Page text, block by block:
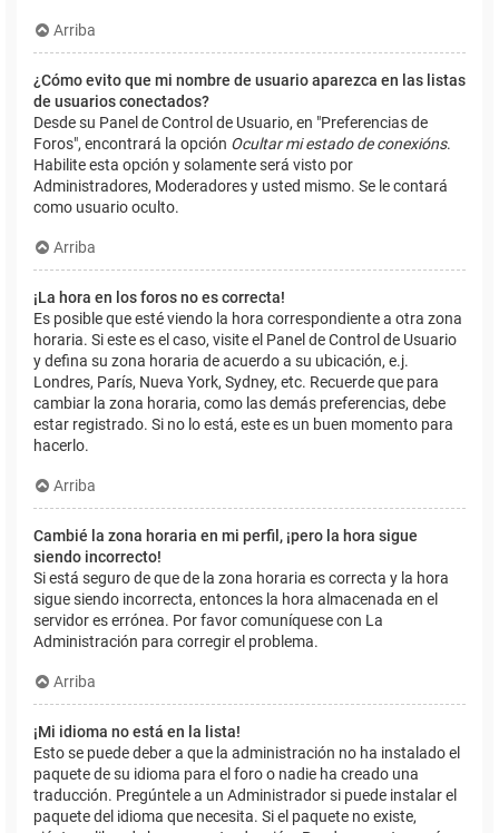
Arriba
¿Cómo evito que mi nombre de usuario aparezca en las listas
de usuarios conectados?
Desde su Panel de Control de Usuario, en "Preferencias de
Foros", encontrará la opción Ocultar mi estado de conexións.
Habilite esta opción y solamente será visto por
Administradores, Moderadores y usted mismo. Se le contará
como usuario oculto.
Arriba
¡La hora en los foros no es correcta!
Es posible que esté viendo la hora correspondiente a otra zona
horaria. Si este es el caso, visite el Panel de Control de Usuario
y defina su zona horaria de acuerdo a su ubicación, e.j.
Londres, París, Nueva York, Sydney, etc. Recuerde que para
cambiar la zona horaria, como las demás preferencias, debe
estar registrado. Si no lo está, este es un buen momento para
hacerlo.
Arriba
Cambié la zona horaria en mi perfil, ¡pero la hora sigue
siendo incorrecto!
Si está seguro de que de la zona horaria es correcta y la hora
sigue siendo incorrecta, entonces la hora almacenada en el
servidor es errónea. Por favor comuníquese con La
Administración para corregir el problema.
Arriba
¡Mi idioma no está en la lista!
Esto se puede deber a que la administración no ha instalado el
paquete de su idioma para el foro o nadie ha creado una
traducción. Pregúntele a un Administrador si puede instalar el
paquete del idioma que necesita. Si el paquete no existe,